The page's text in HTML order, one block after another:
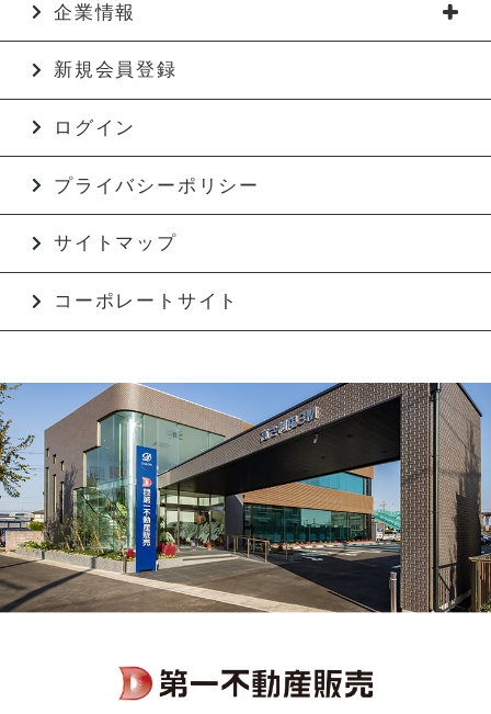
企業情報
新規会員登録
ログイン
プライバシーポリシー
サイトマップ
コーポレートサイト